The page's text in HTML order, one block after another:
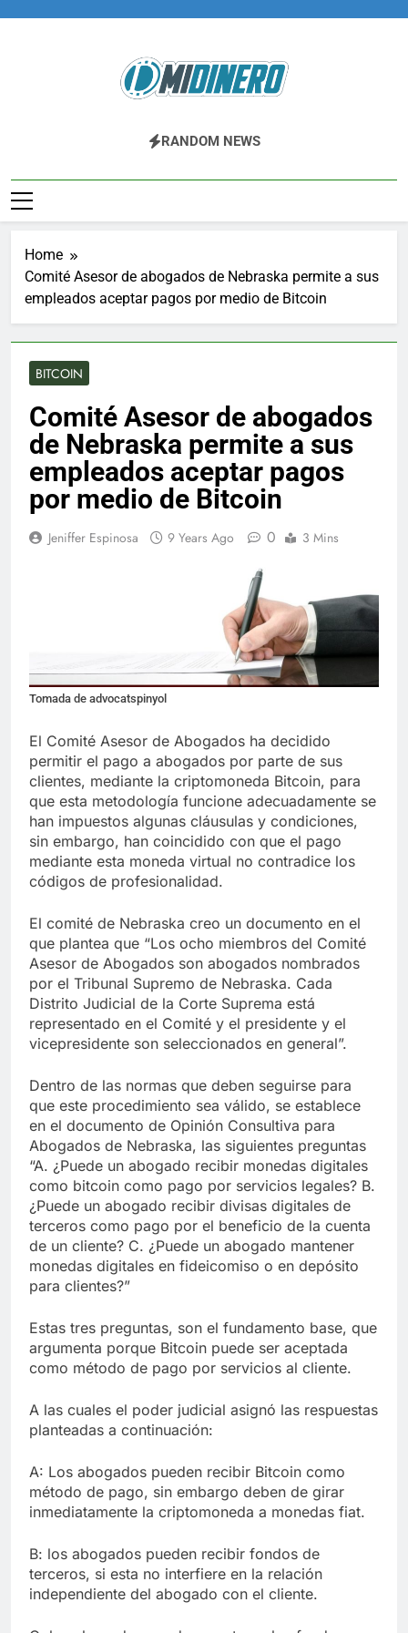
Midinero.co
Fintech, Criptomonedas
RANDOM NEWS
Home
Comité Asesor de abogados de Nebraska permite a sus
empleados aceptar pagos por medio de Bitcoin
BITCOIN
Comité Asesor de abogados
de Nebraska permite a sus
empleados aceptar pagos
por medio de Bitcoin
Jeniffer Espinosa 9 Years Ago 0 3 Mins
Tomada de advocatspinyol
El Comité Asesor de Abogados ha decidido
permitir el pago a abogados por parte de sus
clientes, mediante la criptomoneda Bitcoin, para
que esta metodología funcione adecuadamente se
han impuestos algunas cláusulas y condiciones,
sin embargo, han coincidido con que el pago
mediante esta moneda virtual no contradice los
códigos de profesionalidad.
El comité de Nebraska creo un documento en el
que plantea que “Los ocho miembros del Comité
Asesor de Abogados son abogados nombrados
por el Tribunal Supremo de Nebraska. Cada
Distrito Judicial de la Corte Suprema está
representado en el Comité y el presidente y el
vicepresidente son seleccionados en general”.
Dentro de las normas que deben seguirse para
que este procedimiento sea válido, se establece
en el documento de Opinión Consultiva para
Abogados de Nebraska, las siguientes preguntas
“A. ¿Puede un abogado recibir monedas digitales
como bitcoin como pago por servicios legales? B.
¿Puede un abogado recibir divisas digitales de
terceros como pago por el beneficio de la cuenta
de un cliente? C. ¿Puede un abogado mantener
monedas digitales en fideicomiso o en depósito
para clientes?”
Estas tres preguntas, son el fundamento base, que
argumenta porque Bitcoin puede ser aceptada
como método de pago por servicios al cliente.
A las cuales el poder judicial asignó las respuestas
planteadas a continuación:
A: Los abogados pueden recibir Bitcoin como
método de pago, sin embargo deben de girar
inmediatamente la criptomoneda a monedas fiat.
B: los abogados pueden recibir fondos de
terceros, si esta no interfiere en la relación
independiente del abogado con el cliente.